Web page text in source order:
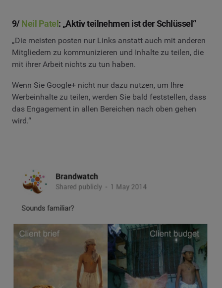
9/Neil Patel : „Aktiv teilnehmen ist der Schlüssel“
„Die meisten posten nur Links anstatt auch mit anderen
Mitgliedern zu kommunizieren und Inhalte zu teilen, die
mit ihrer Arbeit nichts zu tun haben.
Wenn Sie Google+ nicht nur dazu nutzen, um Ihre
Werbeinhalte zu teilen, werden Sie bald feststellen, dass
das Engagement in allen Bereichen nach oben gehen
wird.“